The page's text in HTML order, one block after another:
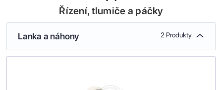
Řízení, tlumiče a páčky
Lanka a náhony 2 Produkty